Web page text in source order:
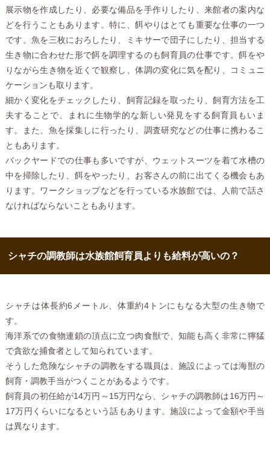
展示物を作成したり、必要な備品を手作りしたり、来館者の案内な
どを行うこともあります。特に、餌やりはとても重要な仕事の一つ
です。魚を三枚におろしたり、ミキサーで団子にしたり、担当する
生き物に合わせた形で餌を調理するのも飼育員の仕事です。餌をや
りながら生き物を近くで観察し、体調の変化に気を配り、コミュニ
ケーションも取ります。
細かく変化をチェックしたり、飼育記録を取ったり、飼育方法を工
夫することで、まれに生物学的な新しい発見をする飼育員もいま
す。また、魚を採集しに行ったり、調査研究などの仕事に携わるこ
ともあります。
バックヤードでの仕事も多いですが、ウェットスーツを着て水槽の
中を掃除したり、餌をやったり、お客さんの前に出てくる機会もあ
ります。ワークショップなどを行っている水族館では、人前で話さ
なければならないこともあります。
シャチの調教師は水族館飼育員よりも給料が高いの？
シャチは体長約6メートル、体重約4トンにもなる大型の生き物で
す。
海洋系での食物連鎖の頂点に立つ肉食獣で、知能も高く非常に獰猛
で貪欲な捕食者として知られています。
そうした危険なシャチの調教をする職員は、施設によっては海獣の
飼育・調教手当がつくことがあるようです。
飼育員の初任給が14万円～15万円なら、シャチの調教師は16万円～
17万円くらいになるという話もあります。施設によって金額や手当
は異なります。